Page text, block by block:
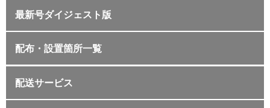
最新号ダイジェスト版
配布・設置箇所一覧
配送サービス